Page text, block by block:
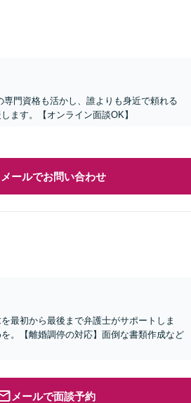
門資格も活かし、誰よりも身近で頼れる
ます。【オンライン面談OK】
メールでお問い合わせ
最初から最後まで弁護士がサポートしま
。【離婚調停の対応】面倒な書類作成など
メールで面談予約